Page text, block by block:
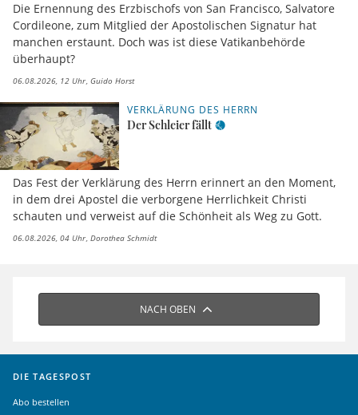
Die Ernennung des Erzbischofs von San Francisco, Salvatore
Cordileone, zum Mitglied der Apostolischen Signatur hat
manchen erstaunt. Doch was ist diese Vatikanbehörde
überhaupt?
06.08.2026, 12 Uhr Guido Horst
VERKLÄRUNG DES HERRN
Der Schleier fällt
Das Fest der Verklärung des Herrn erinnert an den Moment,
in dem drei Apostel die verborgene Herrlichkeit Christi
schauten und verweist auf die Schönheit als Weg zu Gott.
06.08.2026, 04 Uhr Dorothea Schmidt
NACH OBEN
DIE TAGESPOST
Abo bestellen